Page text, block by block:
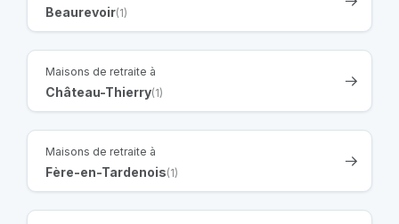
Beaurevoir(1)
Maisons de retraite à
Château-Thierry(1)
Maisons de retraite à
Fère-en-Tardenois(1)